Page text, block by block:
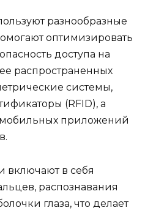
разнообразные
оптимизировать
доступа на
распространенных
системы,
(RFID), а
приложений
включают в себя
распознавания
глаза, что делает